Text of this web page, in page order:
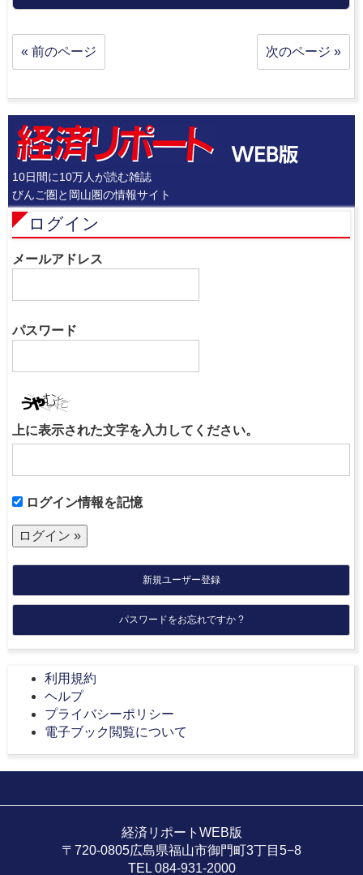
« 前のページ 次のページ »
10日間に10万人が読む雑誌
びんご圏と岡山圏の情報サイト
ログイン
メールアドレス
パスワード
上に表示された文字を入力してください。
ログイン情報を記憶
新規ユーザー登録
パスワードをお忘れですか ?
利用規約
ヘルプ
プライバシーポリシー
電子ブック閲覧について
経済リポートWEB版
〒720-0805広島県福山市御門町3丁目5−8
TEL 084-931-2000